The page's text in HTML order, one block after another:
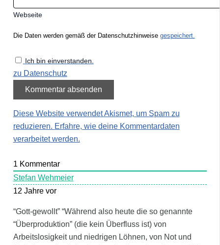
Webseite
Die Daten werden gemäß der Datenschutzhinweise gespeichert.
Ich bin einverstanden.
zu Datenschutz
Diese Website verwendet Akismet, um Spam zu
reduzieren. Erfahre, wie deine Kommentardaten
verarbeitet werden.
1 Kommentar
Stefan Wehmeier
12 Jahre vor
“Gott-gewollt” “Während also heute die so genannte
“Überproduktion” (die kein Überfluss ist) von
Arbeitslosigkeit und niedrigen Löhnen, von Not und